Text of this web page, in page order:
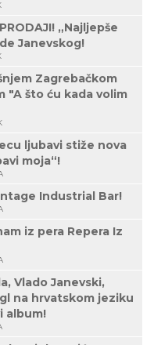
„Najljepše
Janevskog!
Zagrebačkom
"A što ću kada volim
ljubavi stiže nova
moja“!
Industrial Bar!
iz pera Repera Iz
Vlado Janevski,
na hrvatskom jeziku
album!